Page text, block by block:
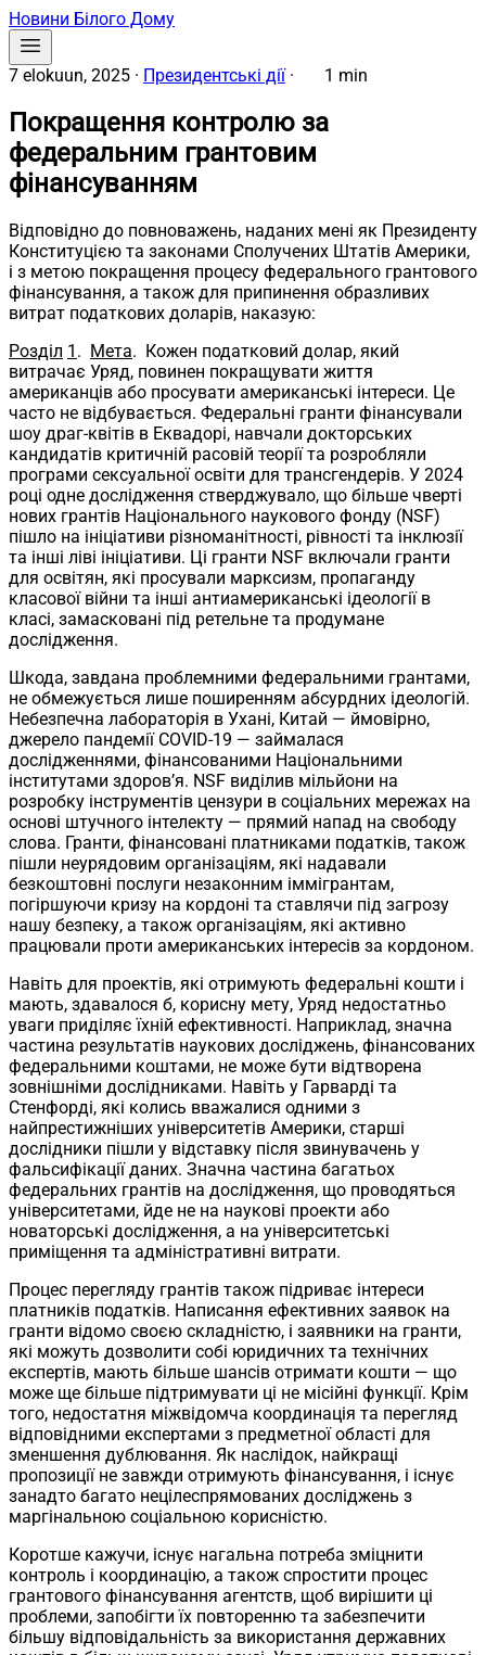
Новини Білого Дому
7 elokuun, 2025 · Президентські дії · 1 min
Покращення контролю за
федеральним грантовим
фінансуванням
Відповідно до повноважень, наданих мені як Президенту
Конституцією та законами Сполучених Штатів Америки,
і з метою покращення процесу федерального грантового
фінансування, а також для припинення образливих
витрат податкових доларів, наказую:
Розділ 1 . Мета. Кожен податковий долар, який
витрачає Уряд, повинен покращувати життя
американців або просувати американські інтереси. Це
часто не відбувається. Федеральні гранти фінансували
шоу драг-квітів в Еквадорі, навчали докторських
кандидатів критичній расовій теорії та розробляли
програми сексуальної освіти для трансгендерів. У 2024
році одне дослідження стверджувало, що більше чверті
нових грантів Національного наукового фонду (NSF)
пішло на ініціативи різноманітності, рівності та інклюзії
та інші ліві ініціативи. Ці гранти NSF включали гранти
для освітян, які просували марксизм, пропаганду
класової війни та інші антиамериканські ідеології в
класі, замасковані під ретельне та продумане
дослідження.
Шкода, завдана проблемними федеральними грантами,
не обмежується лише поширенням абсурдних ідеологій.
Небезпечна лабораторія в Ухані, Китай — ймовірно,
джерело пандемії COVID-19 — займалася
дослідженнями, фінансованими Національними
інститутами здоров’я. NSF виділив мільйони на
розробку інструментів цензури в соціальних мережах на
основі штучного інтелекту — прямий напад на свободу
слова. Гранти, фінансовані платниками податків, також
пішли неурядовим організаціям, які надавали
безкоштовні послуги незаконним іммігрантам,
погіршуючи кризу на кордоні та ставлячи під загрозу
нашу безпеку, а також організаціям, які активно
працювали проти американських інтересів за кордоном.
Навіть для проектів, які отримують федеральні кошти і
мають, здавалося б, корисну мету, Уряд недостатньо
уваги приділяє їхній ефективності. Наприклад, значна
частина результатів наукових досліджень, фінансованих
федеральними коштами, не може бути відтворена
зовнішніми дослідниками. Навіть у Гарварді та
Стенфорді, які колись вважалися одними з
найпрестижніших університетів Америки, старші
дослідники пішли у відставку після звинувачень у
фальсифікації даних. Значна частина багатьох
федеральних грантів на дослідження, що проводяться
університетами, йде не на наукові проекти або
новаторські дослідження, а на університетські
приміщення та адміністративні витрати.
Процес перегляду грантів також підриває інтереси
платників податків. Написання ефективних заявок на
гранти відомо своєю складністю, і заявники на гранти,
які можуть дозволити собі юридичних та технічних
експертів, мають більше шансів отримати кошти — що
може ще більше підтримувати ці не місійні функції. Крім
того, недостатня міжвідомча координація та перегляд
відповідними експертами з предметної області для
зменшення дублювання. Як наслідок, найкращі
пропозиції не завжди отримують фінансування, і існує
занадто багато нецілеспрямованих досліджень з
маргінальною соціальною корисністю.
Коротше кажучи, існує нагальна потреба зміцнити
контроль і координацію, а також спростити процес
грантового фінансування агентств, щоб вирішити ці
проблеми, запобігти їх повторенню та забезпечити
більшу відповідальність за використання державних